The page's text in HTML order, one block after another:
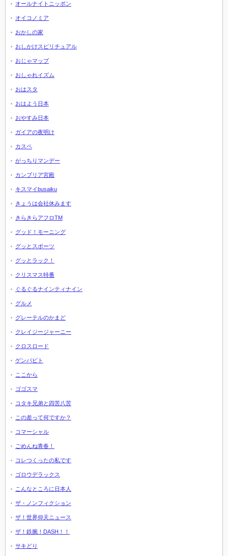
オールナイトニッポン
オイコノミア
おかしの家
おしかけスピリチュアル
おじゃマップ
おしゃれイズム
おはスタ
おはよう日本
おやすみ日本
ガイアの夜明け
カスペ
がっちりマンデー
カンブリア宮殿
キスマイbusaiku
きょうは会社休みます
きらきらアフロTM
グッド！モーニング
グッとスポーツ
グッとラック！
クリスマス特番
ぐるぐるナインティナイン
グルメ
グレーテルのかまど
クレイジージャーニー
クロスロード
ゲンバビト
ここから
ゴゴスマ
コタキ兄弟と四苦八苦
この差って何ですか？
コマーシャル
ごめんね青春！
コレつくったの私です
ゴロウデラックス
こんなところに日本人
ザ・ノンフィクション
ザ！世界仰天ニュース
ザ！鉄腕！DASH！！
サキどり